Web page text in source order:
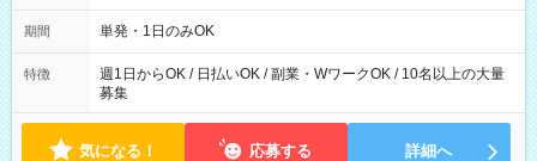
～21：00
期間 単発・1日のみOK
特徴
週1日からOK / 日払いOK / 副業・WワークOK / 10名以上の大量
募集
気になる！ 応募する 詳細へ